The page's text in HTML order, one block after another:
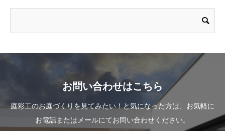
お問い合わせはこちら
庭彩工のお庭づくりを見てみたい！と気になった方は、お気軽に
お電話またはメールにてお問い合わせください。